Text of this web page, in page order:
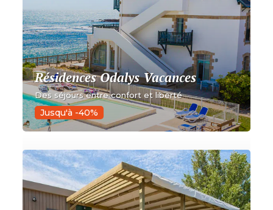
Résidences Odalys Vacances
Des séjours entre confort et liberté
Jusqu'à -40%